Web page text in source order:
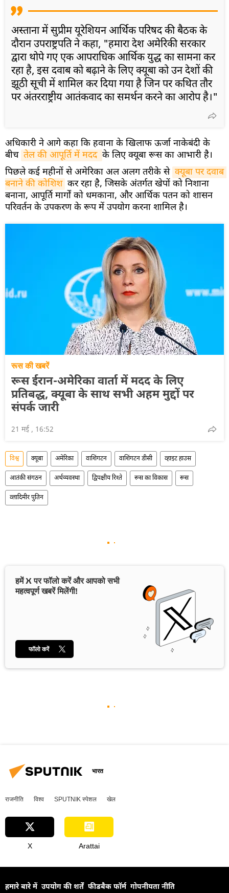
अस्ताना में सुप्रीम यूरेशियन आर्थिक परिषद की बैठक के
दौरान उपराष्ट्रपति ने कहा, "हमारा देश अमेरिकी सरकार
द्वारा थोपे गए एक आपराधिक आर्थिक युद्ध का सामना कर
रहा है, इस दवाब को बढ़ाने के लिए क्यूबा को उन देशों की
झूठी सूची में शामिल कर दिया गया है जिन पर कथित तौर
पर अंतरराष्ट्रीय आतंकवाद का समर्थन करने का आरोप है।"
अधिकारी ने आगे कहा कि हवाना के खिलाफ ऊर्जा नाकेबंदी के
बीच तेल की आपूर्ति में मदद के लिए क्यूबा रूस का आभारी है।
पिछले कई महीनों से अमेरिका अल अलग तरीके से क्यूबा पर दवाब
बनाने की कोशिश कर रहा है, जिसके अंतर्गत खेपों को निशाना
बनाना, आपूर्ति मार्गों को धमकाना, और आर्थिक पतन को शासन
परिवर्तन के उपकरण के रूप में उपयोग करना शामिल है।
रूस की खबरें
रूस ईरान-अमेरिका वार्ता में मदद के लिए
प्रतिबद्ध, क्यूबा के साथ सभी अहम मुद्दों पर
संपर्क जारी
21 मई , 16:52
विश्व क्यूबा अमेरिका वाशिंगटन वाशिंगटन डीसी व्हाइट हाउस
आतंकी संगठन अर्थव्यवस्था द्विपक्षीय रिश्ते रूस का विकास रूस
व्लादिमीर पुतिन
हमें X पर फॉलो करें और आपको सभी
महत्वपूर्ण खबरें मिलेंगी!
फॉलो करें
भारत
राजनीति विश्व SPUTNIK स्पेशल खेल
X Arattai
हमारे बारे में उपयोग की शर्तें फीडबैक फॉर्म गोपनीयता नीति